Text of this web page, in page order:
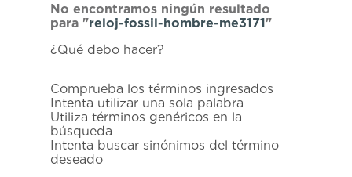
No encontramos ningún resultado
para "reloj-fossil-hombre-me3171"
¿Qué debo hacer?
Comprueba los términos ingresados
Intenta utilizar una sola palabra
Utiliza términos genéricos en la
búsqueda
Intenta buscar sinónimos del término
deseado
2.
aviation
5.
longines
6.
prc
7.
prx